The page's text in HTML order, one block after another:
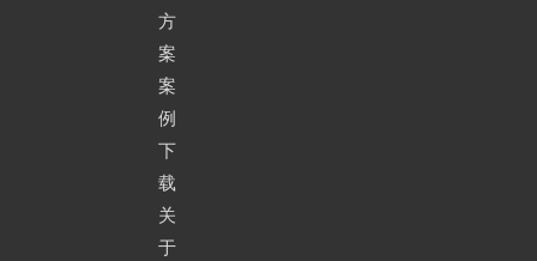
方
案
案
例
下
载
关
于